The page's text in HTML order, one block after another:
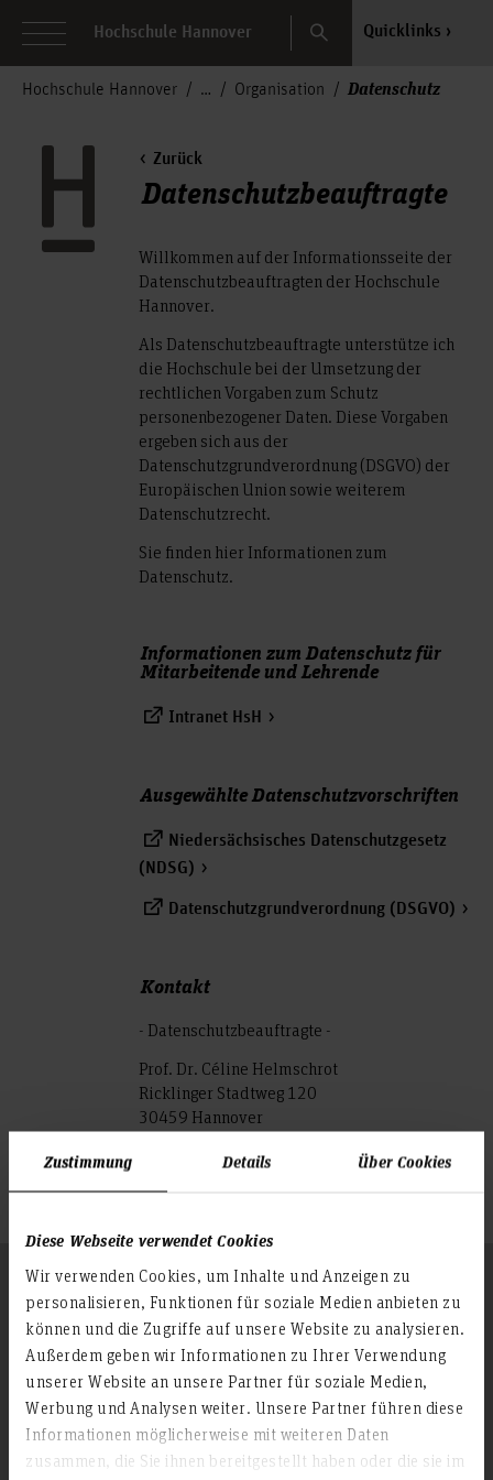
Zustimmung Details Über Cookies
Diese Webseite verwendet Cookies
Wir verwenden Cookies, um Inhalte und Anzeigen zu
personalisieren, Funktionen für soziale Medien anbieten zu
können und die Zugriffe auf unsere Website zu analysieren.
Außerdem geben wir Informationen zu Ihrer Verwendung
unserer Website an unsere Partner für soziale Medien,
Werbung und Analysen weiter. Unsere Partner führen diese
Informationen möglicherweise mit weiteren Daten
zusammen, die Sie ihnen bereitgestellt haben oder die sie im
Hochschule Hannover Search Quicklinks
Hochschule Hannover Organisation Datenschutz
Zurück
Datenschutzbeauftragte
Willkommen auf der Informationsseite der
Datenschutzbeauftragten der Hochschule
Hannover.
Als Datenschutzbeauftragte unterstütze ich
die Hochschule bei der Umsetzung der
rechtlichen Vorgaben zum Schutz
personenbezogener Daten. Diese Vorgaben
ergeben sich aus der
Datenschutzgrundverordnung (DSGVO) der
Europäischen Union sowie weiterem
Datenschutzrecht.
Sie finden hier Informationen zum
Datenschutz.
Informationen zum Datenschutz für
Mitarbeitende und Lehrende
Intranet HsH
Ausgewählte Datenschutzvorschriften
Niedersächsisches Datenschutzgesetz
(NDSG)
Datenschutzgrundverordnung (DSGVO)
Kontakt
- Datenschutzbeauftragte -
Prof. Dr. Céline Helmschrot
Ricklinger Stadtweg 120
30459 Hannover
datenschutzbeauftragter(at)hs-hannover.de
Zum Seitenanfang
Infos zur Hochschule
Kontakt und Anreise
Startseite Hochschule Hannover
Folgen Sie uns